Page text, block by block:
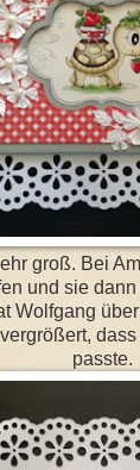
groß. Bei
und sie
Wolfgang
passte.